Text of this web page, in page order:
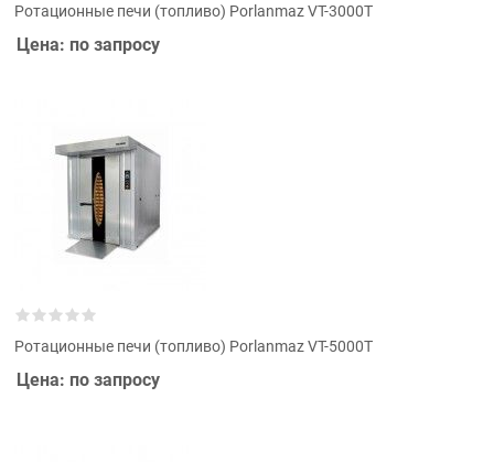
Ротационные печи (топливо) Porlanmaz VT-3000T
Цена: по запросу
Ротационные печи (топливо) Porlanmaz VT-5000T
Цена: по запросу